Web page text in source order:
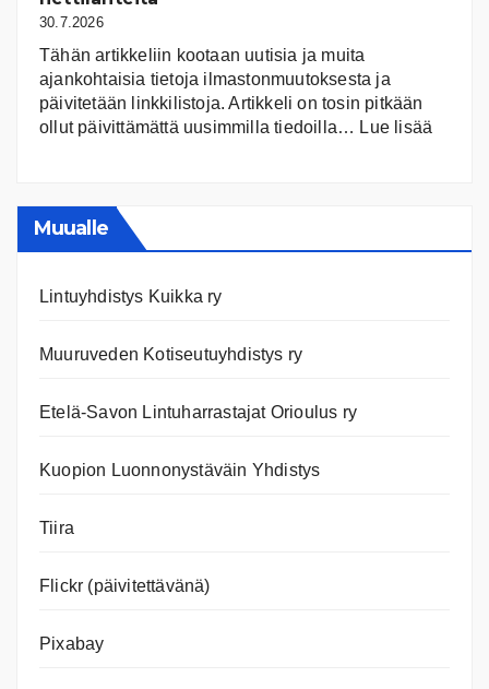
30.7.2026
Tähän artikkeliin kootaan uutisia ja muita
ajankohtaisia tietoja ilmastonmuutoksesta ja
päivitetään linkkilistoja. Artikkeli on tosin pitkään
ollut päivittämättä uusimmilla tiedoilla… Lue lisää
Muualle
Lintuyhdistys Kuikka ry
Muuruveden Kotiseutuyhdistys ry
Etelä-Savon Lintuharrastajat Orioulus ry
Kuopion Luonnonystäväin Yhdistys
Tiira
Flickr (päivitettävänä)
Pixabay